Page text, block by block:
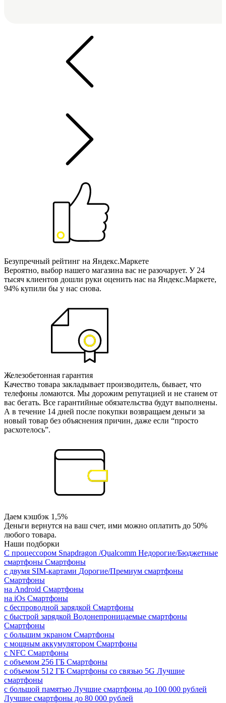
Безупречный рейтинг на Яндекс.Маркете
Вероятно, выбор нашего магазина вас не разочарует. У 24
тысяч клиентов дошли руки оценить нас на Яндекс.Маркете,
94% купили бы у нас снова.
Железобетонная гарантия
Качество товара закладывает производитель, бывает, что
телефоны ломаются. Мы дорожим репутацией и не станем от
вас бегать. Все гарантийные обязательства будут выполнены.
А в течение 14 дней после покупки возвращаем деньги за
новый товар без объяснения причин, даже если “просто
расхотелось”.
Даем кэшбэк 1,5%
Деньги вернутся на ваш счет, ими можно оплатить до 50%
любого товара.
Наши подборки
С процессором Snapdragon /Qualcomm Недорогие/Бюджетные
смартфоны Смартфоны
с двумя SIM-картами Дорогие/Премиум смартфоны
Смартфоны
на Android Смартфоны
на iOs Смартфоны
с беспроводной зарядкой Смартфоны
с быстрой зарядкой Водонепроницаемые смартфоны
Смартфоны
с большим экраном Смартфоны
с мощным аккумулятором Смартфоны
с NFC Смартфоны
с объемом 256 ГБ Смартфоны
с объемом 512 ГБ Смартфоны со связью 5G Лучшие
смартфоны
с большой памятью Лучшие смартфоны до 100 000 рублей
Лучшие смартфоны до 80 000 рублей